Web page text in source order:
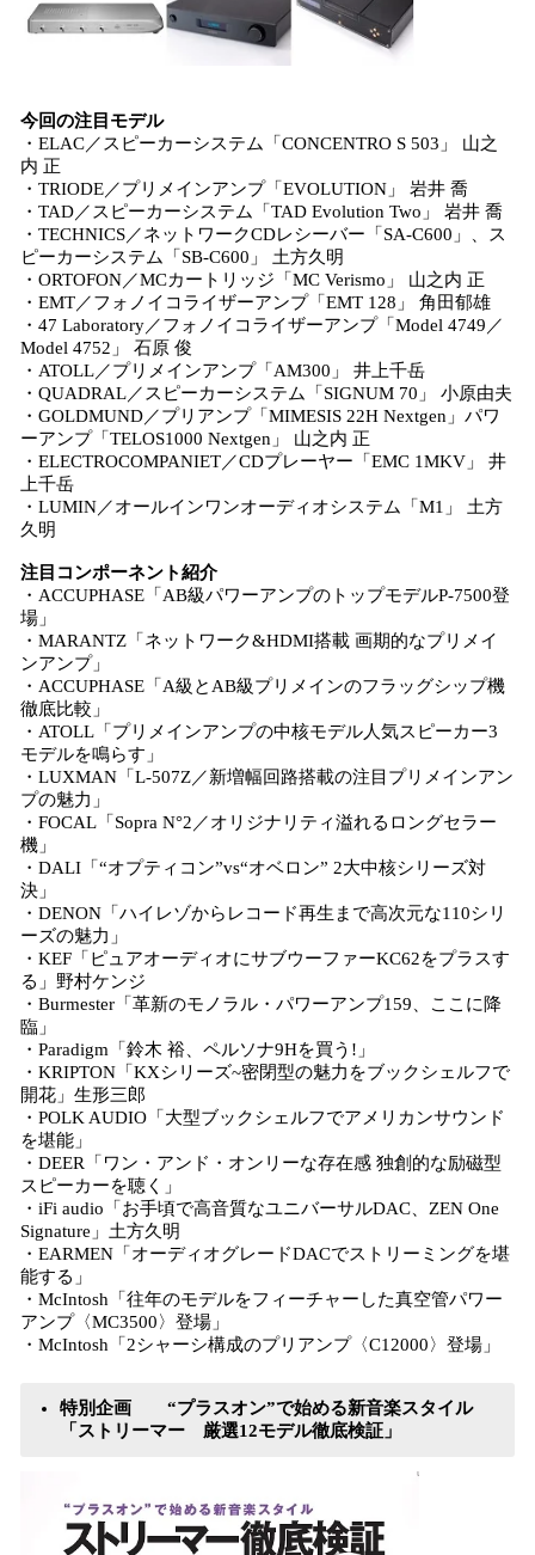
今回の注目モデル
・ELAC／スピーカーシステム「CONCENTRO S 503」 山之
内 正
・TRIODE／プリメインアンプ「EVOLUTION」 岩井 喬
・TAD／スピーカーシステム「TAD Evolution Two」 岩井 喬
・TECHNICS／ネットワークCDレシーバー「SA-C600」、ス
ピーカーシステム「SB-C600」 土方久明
・ORTOFON／MCカートリッジ「MC Verismo」 山之内 正
・EMT／フォノイコライザーアンプ「EMT 128」 角田郁雄
・47 Laboratory／フォノイコライザーアンプ「Model 4749／
Model 4752」 石原 俊
・ATOLL／プリメインアンプ「AM300」 井上千岳
・QUADRAL／スピーカーシステム「SIGNUM 70」 小原由夫
・GOLDMUND／プリアンプ「MIMESIS 22H Nextgen」パワ
ーアンプ「TELOS1000 Nextgen」 山之内 正
・ELECTROCOMPANIET／CDプレーヤー「EMC 1MKV」 井
上千岳
・LUMIN／オールインワンオーディオシステム「M1」 土方
久明
注目コンポーネント紹介
・ACCUPHASE「AB級パワーアンプのトップモデルP-7500登
場」
・MARANTZ「ネットワーク&HDMI搭載 画期的なプリメイ
ンアンプ」
・ACCUPHASE「A級とAB級プリメインのフラッグシップ機
徹底比較」
・ATOLL「プリメインアンプの中核モデル人気スピーカー3
モデルを鳴らす」
・LUXMAN「L-507Z／新増幅回路搭載の注目プリメインアン
プの魅力」
・FOCAL「Sopra N°2／オリジナリティ溢れるロングセラー
機」
・DALI「“オプティコン”vs“オベロン” 2大中核シリーズ対
決」
・DENON「ハイレゾからレコード再生まで高次元な110シリ
ーズの魅力」
・KEF「ピュアオーディオにサブウーファーKC62をプラスす
る」野村ケンジ
・Burmester「革新のモノラル・パワーアンプ159、ここに降
臨」
・Paradigm「鈴木 裕、ペルソナ9Hを買う!」
・KRIPTON「KXシリーズ~密閉型の魅力をブックシェルフで
開花」生形三郎
・POLK AUDIO「大型ブックシェルフでアメリカンサウンド
を堪能」
・DEER「ワン・アンド・オンリーな存在感 独創的な励磁型
スピーカーを聴く」
・iFi audio「お手頃で高音質なユニバーサルDAC、ZEN One
Signature」土方久明
・EARMEN「オーディオグレードDACでストリーミングを堪
能する」
・McIntosh「往年のモデルをフィーチャーした真空管パワー
アンプ〈MC3500〉登場」
・McIntosh「2シャーシ構成のプリアンプ〈C12000〉登場」
特別企画 “プラスオン”で始める新音楽スタイル
「ストリーマー 厳選12モデル徹底検証」